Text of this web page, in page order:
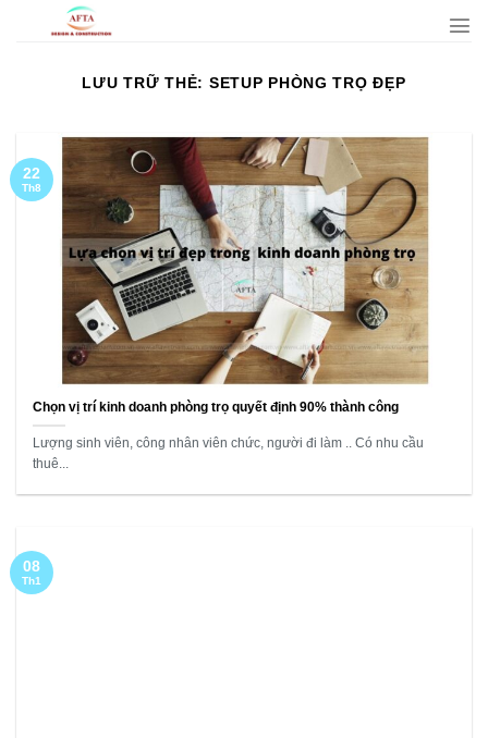
LƯU TRỮ THẺ: SETUP PHÒNG TRỌ ĐẸP
Chọn vị trí kinh doanh phòng trọ quyết định 90% thành công
Lượng sinh viên, công nhân viên chức, người đi làm .. Có nhu cầu
thuê...
22
Th8
08
Th1